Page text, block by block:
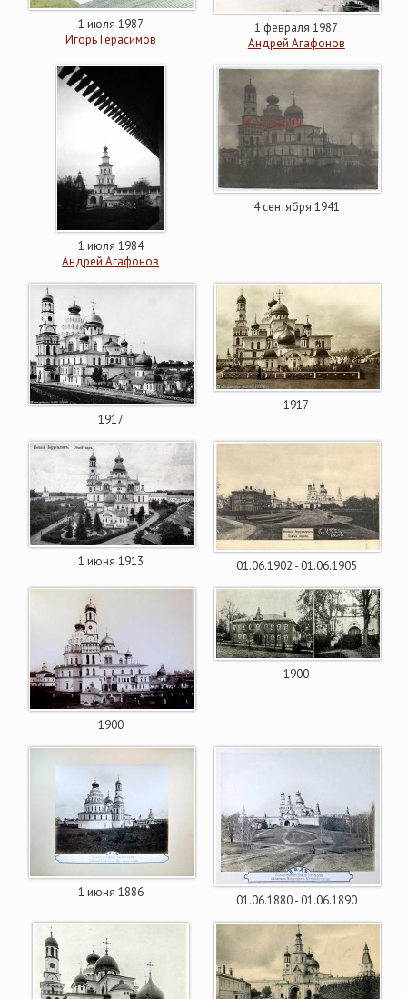
1 июля 1987
Игорь Герасимов
1 февраля 1987
Андрей Агафонов
1 июля 1984
Андрей Агафонов
4 сентября 1941
1917
1917
1 июня 1913 01.06.1902 - 01.06.1905
1900
1900
1 июня 1886
01.06.1880 - 01.06.1890